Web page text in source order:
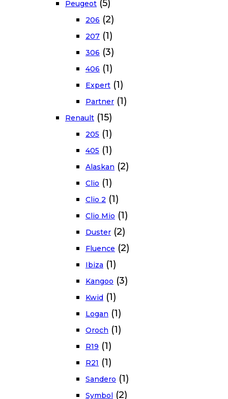
Peugeot (5)
206 (2)
207 (1)
306 (3)
406 (1)
Expert (1)
Partner (1)
Renault (15)
205 (1)
405 (1)
Alaskan (2)
Clio (1)
Clio 2 (1)
Clio Mio (1)
Duster (2)
Fluence (2)
Ibiza (1)
Kangoo (3)
Kwid (1)
Logan (1)
Oroch (1)
R19 (1)
R21 (1)
Sandero (1)
Symbol (2)